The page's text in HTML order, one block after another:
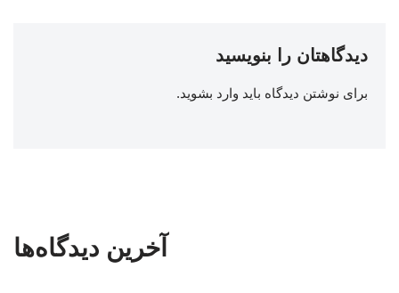
دیدگاهتان را بنویسید
برای نوشتن دیدگاه باید وارد بشوید.
آخرین دیدگاه‌ها